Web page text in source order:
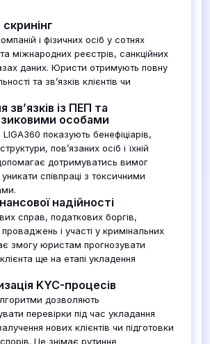
і фізичних осіб у сотнях
міжнародних реєстрів, санкційних
даних. Юристи отримують повну
та зв’язків клієнтів чи
зв’язків із ПЕП та
особами
LIGA360 показують бенефіціарів,
пов’язаних осіб і їхній
дотримуватись вимог
співпраці з токсичними
надійності
справ, податкових боргів,
і участі у кримінальних
змогу юристам прогнозувати
ще на етапі укладення
KYC-процесів
дозволяють
перевірки під час укладання
нових клієнтів чи підготовки
Це знімає рутинне